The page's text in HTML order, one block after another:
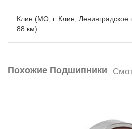
Клин (МО, г. Клин, Ленинградское
88 км)
Похожие Подшипники